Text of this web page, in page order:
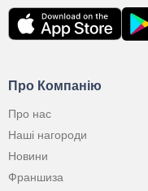
Про Компанію
Про нас
Наші нагороди
Новини
Франшиза